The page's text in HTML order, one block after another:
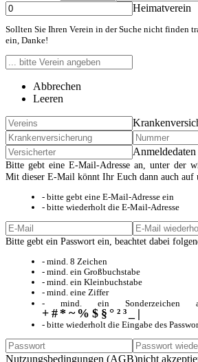
Heimatverein
Sollten Sie Ihren Verein in der Suche nicht finden
ein, Danke!
Abbrechen
Leeren
Anmeldedaten
Bitte gebt eine E-Mail-Adresse an, unter der
Mit dieser E-Mail könnt Ihr Euch dann auch auf
- bitte gebt eine E-Mail-Adresse ein
- bitte wiederholt die E-Mail-Adresse
Bitte gebt ein Passwort ein, beachtet dabei
- mind. 8 Zeichen
- mind. ein Großbuchstabe
- mind. ein Kleinbuchstabe
- mind. eine Ziffer
- mind. ein
+#*~%$§°²³_|
- bitte wiederholt die Eingabe des
Nutzungsbedingungen (AGB)nicht